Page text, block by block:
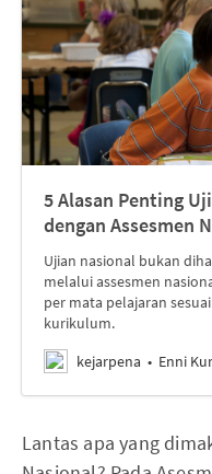
5 Alasan Penting
dengan Assesmen
Ujian nasional bukan
melalui assesmen
per mata pelajaran
kurikulum.
kejarpena
Enni
Lantas apa yang